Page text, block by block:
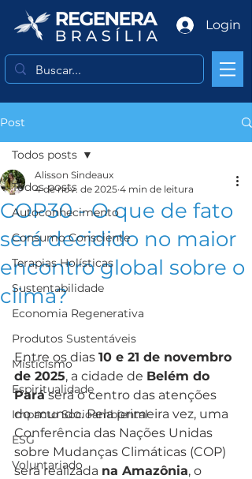
Login
Post
Todos posts
Autoconhecimento
Consumo Consciente
Terapias Holísticas
Sustentabilidade
Economia Regenerativa
Produtos Sustentáveis
Misticismo
Espiritualidade
Impacto Socioambiental
ESG
Voluntariado
Todos posts
COP30 - O que de fato
será decidido no maior
encontro global sobre o
clima?
Alisson Sindeaux
4 de nov. de 2025 4 min de leitura
Entre os dias 10 e 21 de novembro
de 2025, a cidade de Belém do
Pará será o centro das atenções
do mundo. Pela primeira vez, uma
Conferência das Nações Unidas
sobre Mudanças Climáticas (COP)
será realizada na Amazônia, o